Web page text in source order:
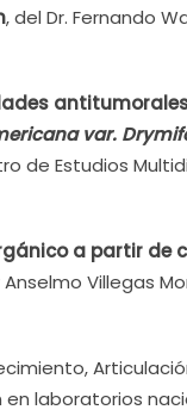
, del Dr. Fernando
var.
de Estudios
a partir de
Anselmo Villegas
laboratorios